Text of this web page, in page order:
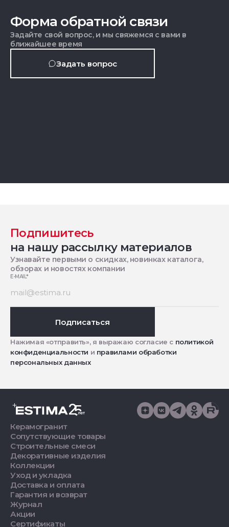
Форма обратной связи
Задайте свой вопрос, и мы свяжемся с вами в
ближайшее время
Задать вопрос
Подпишитесь
на нашу рассылку материалов
Узнавайте первыми о скидках, новинках каталога,
обзорах и новостях компании
E-MAIL*
Подписаться
Нажимая «отправить», я выражаю согласие с политикой
конфиденциальности и правилами обработки
персональных данных
Керамогранит
Сопутствующие товары
Строительные смеси
Декоративные изделия
Коллекции
Уход и укладка
Доставка и оплата
Гарантия и возврат
Журнал
Акции
Сертификаты